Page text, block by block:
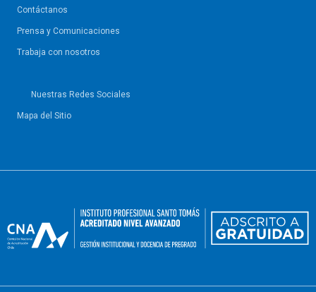
Contáctanos
Prensa y Comunicaciones
Trabaja con nosotros
Nuestras Redes Sociales
Mapa del Sitio